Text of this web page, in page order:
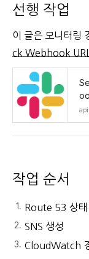
선행 작업
이 글은 모니터링
ck Webhook
작업 순서
Route 53 상태
SNS 생성
CloudWatch